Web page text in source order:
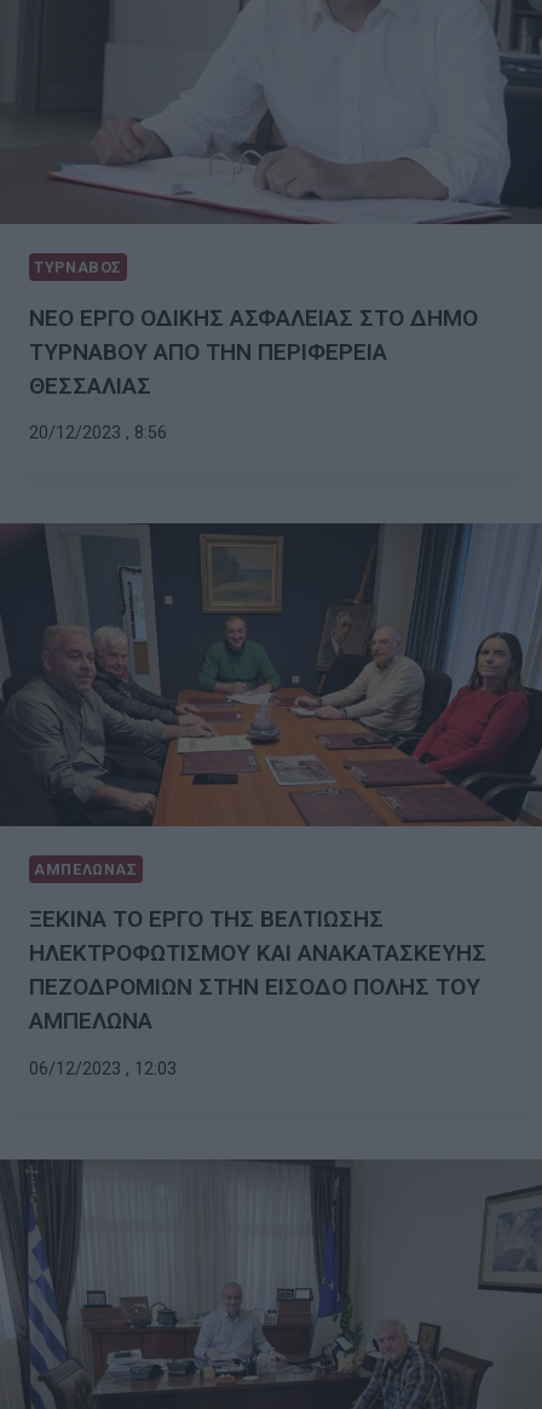
ΤΥΡΝΑΒΟΣ
ΝΕΟ ΕΡΓΟ ΟΔΙΚΗΣ ΑΣΦΑΛΕΙΑΣ ΣΤΟ ΔΗΜΟ
ΤΥΡΝΑΒΟΥ ΑΠΟ ΤΗΝ ΠΕΡΙΦΕΡΕΙΑ
ΘΕΣΣΑΛΙΑΣ
20/12/2023 , 8:56
ΑΜΠΕΛΩΝΑΣ
ΞΕΚΙΝΑ ΤΟ ΕΡΓΟ ΤΗΣ ΒΕΛΤΙΩΣΗΣ
ΗΛΕΚΤΡΟΦΩΤΙΣΜΟΥ ΚΑΙ ΑΝΑΚΑΤΑΣΚΕΥΗΣ
ΠΕΖΟΔΡΟΜΙΩΝ ΣΤΗΝ ΕΙΣΟΔΟ ΠΟΛΗΣ ΤΟΥ
ΑΜΠΕΛΩΝΑ
06/12/2023 , 12:03